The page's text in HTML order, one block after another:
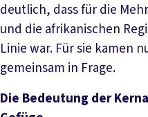
deutlich, dass für die
und die afrikanischen
Linie war. Für sie kamen
gemeinsam in Frage.
Die Bedeutung der